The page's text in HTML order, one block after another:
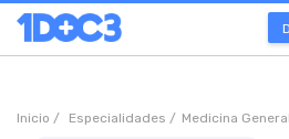
Inicio / Especialidades / Medicina General